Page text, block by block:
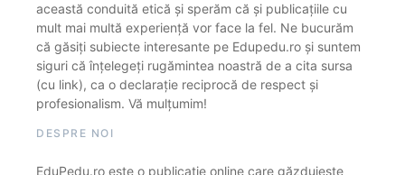
această conduită etică și sperăm că și publicațiile cu
mult mai multă experiență vor face la fel. Ne bucurăm
că găsiți subiecte interesante pe Edupedu.ro și suntem
siguri că înțelegeți rugămintea noastră de a cita sursa
(cu link), ca o declarație reciprocă de respect și
profesionalism. Vă mulțumim!
DESPRE NOI
EduPedu.ro este o publicație online care găzduiește